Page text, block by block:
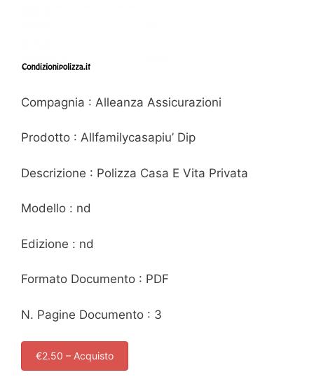
Compagnia : Alleanza Assicurazioni
Prodotto : Allfamilycasapiu’ Dip
Descrizione : Polizza Casa E Vita Privata
Modello : nd
Edizione : nd
Formato Documento : PDF
N. Pagine Documento : 3
€2.50 – Acquisto